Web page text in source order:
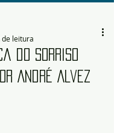
do sorriso
André Alvez
de leitura
de 5 estrelas.